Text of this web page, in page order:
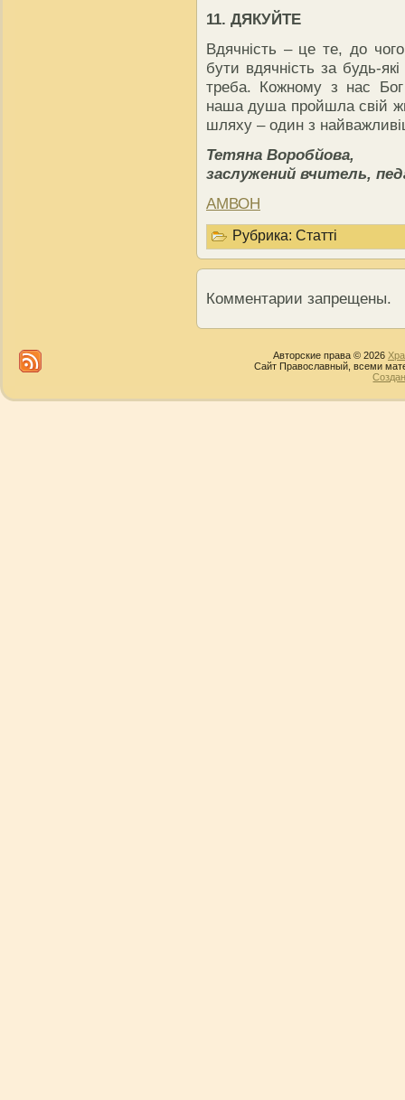
11. ДЯКУЙТЕ
Вдячність – це те, до
бути вдячність за будь-
треба. Кожному з нас
наша душа пройшла свій
шляху – один з
Тетяна Воробйова,
заслужений вчитель,
АМВОН
Рубрика: Статті
Комментарии запрещены.
Авторские права © 2026
Сайт Православный, всеми